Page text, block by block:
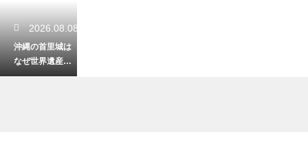
2026.08.08
沖縄の首里城は
なぜ世界遺産に
登録されたの